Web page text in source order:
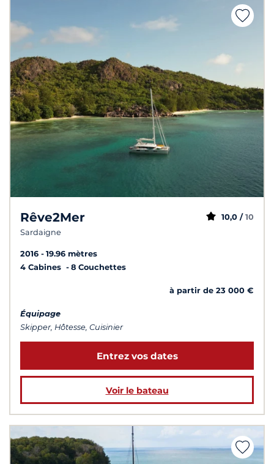
Rêve2Mer
Sardaigne
10,0 / 10
2016
19.96 mètres
4 Cabines
8 Couchettes
à partir de 23 000 €
Équipage
Skipper, Hôtesse, Cuisinier
Entrez vos dates
Voir le bateau